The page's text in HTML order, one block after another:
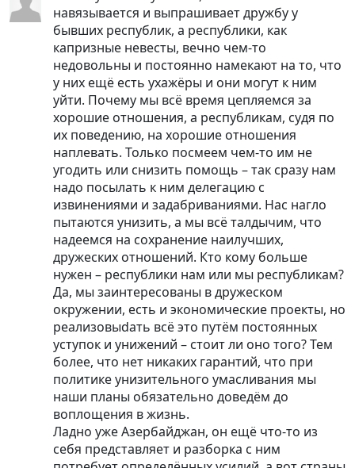
навязывается и выпрашивает дружбу у
бывших республик, а республики, как
капризные невесты, вечно чем-то
недовольны и постоянно намекают на то, что
у них ещё есть ухажёры и они могут к ним
уйти. Почему мы всё время цепляемся за
хорошие отношения, а республикам, судя по
их поведению, на хорошие отношения
наплевать. Только посмеем чем-то им не
угодить или снизить помощь – так сразу нам
надо посылать к ним делегацию с
извинениями и задабриваниями. Нас нагло
пытаются унизить, а мы всё талдычим, что
надеемся на сохранение наилучших,
дружеских отношений. Кто кому больше
нужен – республики нам или мы республикам?
Да, мы заинтересованы в дружеском
окружении, есть и экономические проекты, но
реализовыdать всё это путём постоянных
уступок и унижений – стоит ли оно того? Тем
более, что нет никаких гарантий, что при
политике унизительного умасливания мы
наши планы обязательно доведём до
воплощения в жизнь.
Ладно уже Азербайджан, он ещё что-то из
себя представляет и разборка с ним